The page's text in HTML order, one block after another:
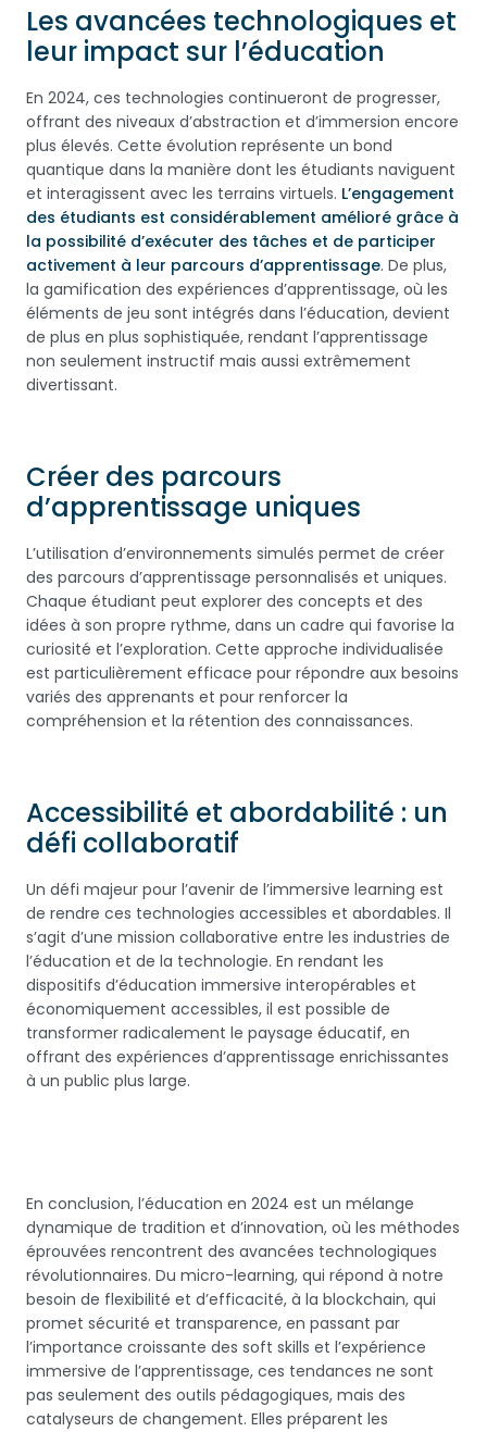
Les avancées technologiques et
leur impact sur l’éducation
En 2024, ces technologies continueront de progresser,
offrant des niveaux d’abstraction et d’immersion encore
plus élevés. Cette évolution représente un bond
quantique dans la manière dont les étudiants naviguent
et interagissent avec les terrains virtuels. L’engagement
des étudiants est considérablement amélioré grâce à
la possibilité d’exécuter des tâches et de participer
activement à leur parcours d’apprentissage. De plus,
la gamification des expériences d’apprentissage, où les
éléments de jeu sont intégrés dans l’éducation, devient
de plus en plus sophistiquée, rendant l’apprentissage
non seulement instructif mais aussi extrêmement
divertissant.
Créer des parcours
d’apprentissage uniques
L’utilisation d’environnements simulés permet de créer
des parcours d’apprentissage personnalisés et uniques.
Chaque étudiant peut explorer des concepts et des
idées à son propre rythme, dans un cadre qui favorise la
curiosité et l’exploration. Cette approche individualisée
est particulièrement efficace pour répondre aux besoins
variés des apprenants et pour renforcer la
compréhension et la rétention des connaissances.
Accessibilité et abordabilité : un
défi collaboratif
Un défi majeur pour l’avenir de l’immersive learning est
de rendre ces technologies accessibles et abordables. Il
s’agit d’une mission collaborative entre les industries de
l’éducation et de la technologie. En rendant les
dispositifs d’éducation immersive interopérables et
économiquement accessibles, il est possible de
transformer radicalement le paysage éducatif, en
offrant des expériences d’apprentissage enrichissantes
à un public plus large.
En conclusion, l’éducation en 2024 est un mélange
dynamique de tradition et d’innovation, où les méthodes
éprouvées rencontrent des avancées technologiques
révolutionnaires. Du micro-learning, qui répond à notre
besoin de flexibilité et d’efficacité, à la blockchain, qui
promet sécurité et transparence, en passant par
l’importance croissante des soft skills et l’expérience
immersive de l’apprentissage, ces tendances ne sont
pas seulement des outils pédagogiques, mais des
catalyseurs de changement. Elles préparent les